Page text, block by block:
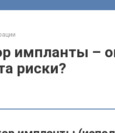
импланты –
риски?